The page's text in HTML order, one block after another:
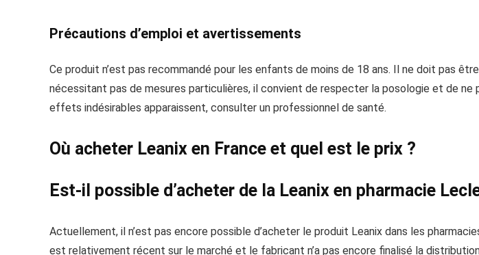
Précautions d’emploi et avertissements
Ce produit n’est pas recommandé pour les enfants de moins de 18 ans. Il ne doit pas
nécessitant pas de mesures particulières, il convient de respecter la posologie et de ne
effets indésirables apparaissent, consulter un professionnel de santé.
Où acheter Leanix en France et quel est le prix ?
Est-il possible d’acheter de la Leanix en pharmacie
Actuellement, il n’est pas encore possible d’acheter le produit Leanix dans les
est relativement récent sur le marché et le fabricant n’a pas encore finalisé la